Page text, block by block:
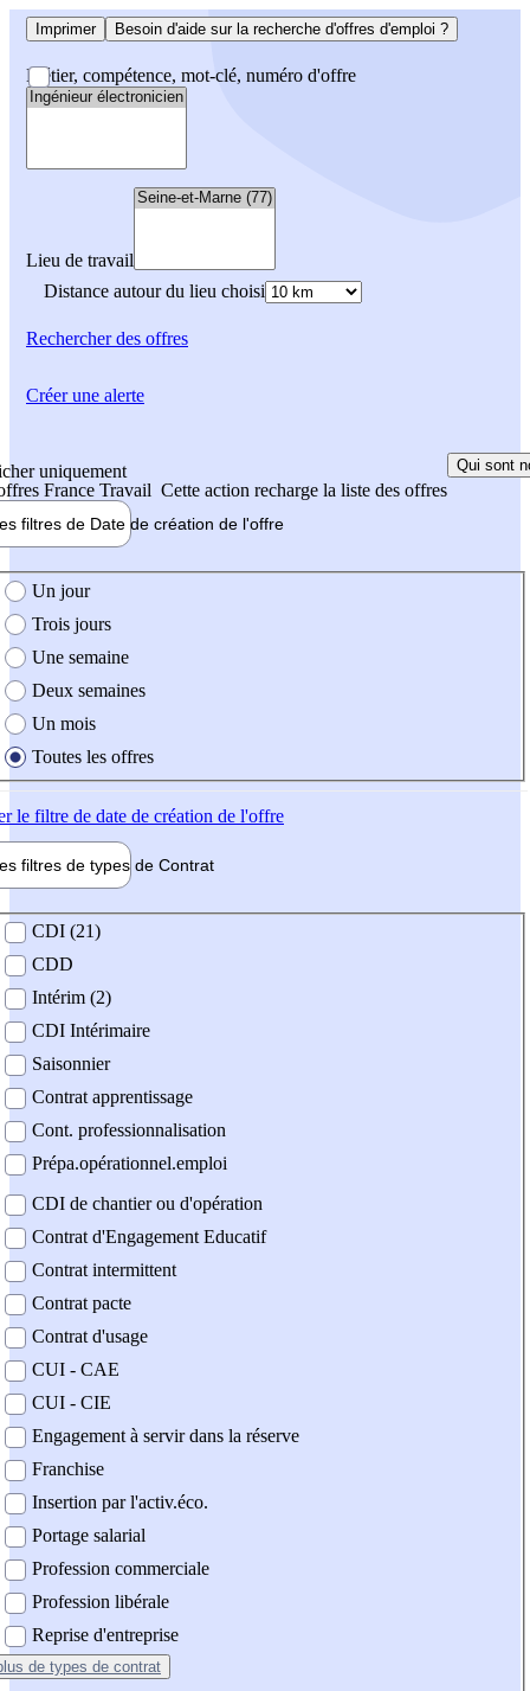
Imprimer Besoin d'aide sur la recherche d'offres d'emploi ?
Métier, compétence, mot-clé, numéro d'offre
Lieu de travail
Distance autour du lieu choisi
Rechercherdes offres
uniquement
France Travail Cette action recharge la liste des offres
Qui sont
filtres de Date de création de l'offre
création de l'offre
Un jour
Trois jours
Une semaine
Deux semaines
Un mois
Toutes les offres
le filtre de date de création de l'offre
filtres de types de Contrat
contrat
CDI (21)
CDD
Intérim (2)
CDI Intérimaire
Saisonnier
Contrat apprentissage
Cont. professionnalisation
Prépa.opérationnel.emploi
CDI de chantier ou d'opération
Contrat d'Engagement Educatif
Contrat intermittent
Contrat pacte
Contrat d'usage
CUI - CAE
CUI - CIE
Engagement à servir dans la réserve
Franchise
Insertion par l'activ.éco.
Portage salarial
Profession commerciale
Profession libérale
Reprise d'entreprise
de types de contrat
Créer une alerte